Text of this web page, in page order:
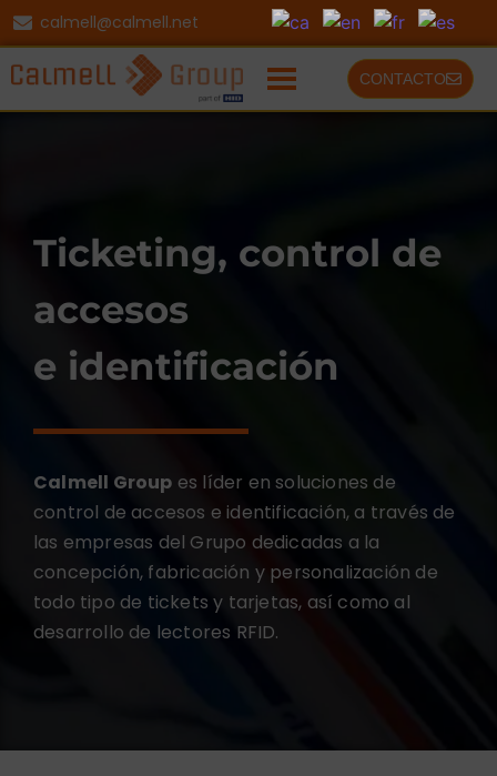
calmell@calmell.net
CONTACTO
Ticketing, control de
accesos
e identificación
Calmell Group es líder en soluciones de
control de accesos e identificación, a través de
las empresas del Grupo dedicadas a la
concepción, fabricación y personalización de
todo tipo de tickets y tarjetas, así como al
desarrollo de lectores RFID.